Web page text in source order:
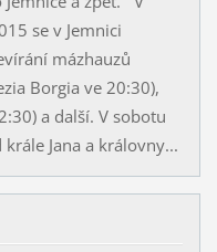
se v Jemnici
mázhauzů
Borgia ve 20:30),
a další. V sobotu
Jana a královny...